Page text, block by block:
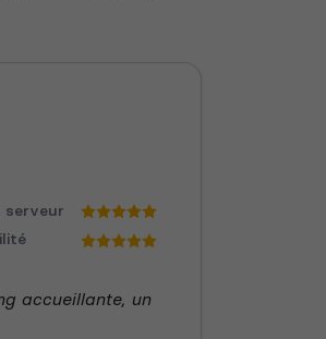
accueillante, un